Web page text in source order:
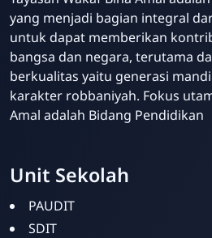
yang menjadi bagian integral
untuk dapat memberikan
bangsa dan negara, terutama
berkualitas yaitu generasi
karakter robbaniyah. Fokus
Amal adalah Bidang Pendidikan
Unit Sekolah
PAUDIT
SDIT